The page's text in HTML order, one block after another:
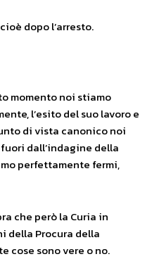
dopo l’arresto.
momento noi stiamo
l’esito del suo lavoro e
di vista canonico noi
dall’indagine della
perfettamente fermi,
che però la Curia in
della Procura della
cose sono vere o no.